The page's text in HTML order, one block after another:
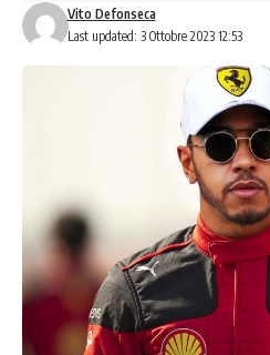
Last updated: 3 Ottobre 2023 12:53
Vito Defonseca